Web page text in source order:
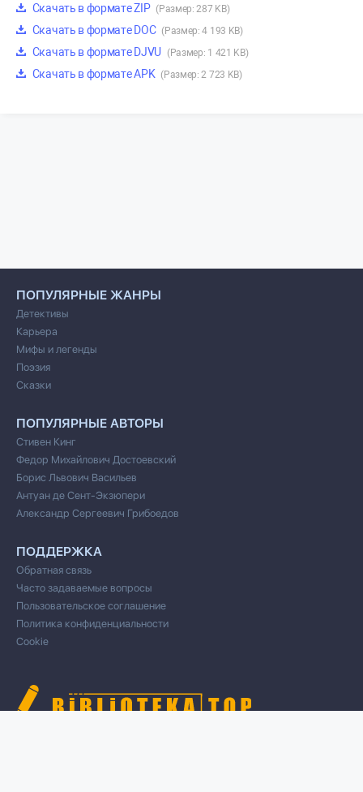
Скачать в формате ZIP (Размер: 287 KB)
Скачать в формате DOC (Размер: 4 193 KB)
Скачать в формате DJVU (Размер: 1 421 KB)
Скачать в формате APK (Размер: 2 723 KB)
ПОПУЛЯРНЫЕ ЖАНРЫ
Детективы
Карьера
Мифы и легенды
Поэзия
Сказки
ПОПУЛЯРНЫЕ АВТОРЫ
Стивен Кинг
Федор Михайлович Достоевский
Борис Львович Васильев
Антуан де Сент-Экзюпери
Александр Сергеевич Грибоедов
ПОДДЕРЖКА
Обратная связь
Часто задаваемые вопросы
Пользовательское соглашение
Политика конфиденциальности
Cookie